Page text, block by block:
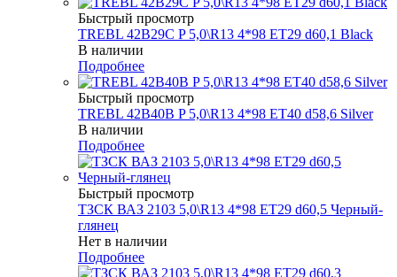
Быстрый просмотр
TREBL 42B29C P 5,0\R13 4*98 ET29 d60,1 Black
В наличии
Подробнее
Быстрый просмотр
TREBL 42B40B P 5,0\R13 4*98 ET40 d58,6 Silver
В наличии
Подробнее
Быстрый просмотр
ТЗСК ВАЗ 2103 5,0\R13 4*98 ET29 d60,5 Черный-
глянец
Нет в наличии
Подробнее